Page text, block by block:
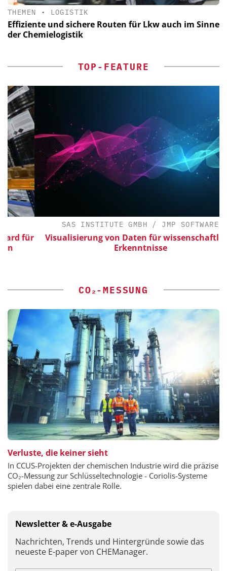
THEMEN • LOGISTIK
Effiziente und sichere Routen für Lkw auch im Sinne
der Chemielogistik
TOP-FEATURE
SAS INSTITUTE GMBH / JMP SOFTWARE
Visualisierung von Daten für wissenschaftliche
Erkenntnisse
CO₂-MESSUNG
Verluste, die keiner sieht
In CCUS-Projekten der chemischen Industrie wird die präzise
CO₂-Messung zur Schlüsseltechnologie - Coriolis-Systeme
spielen dabei eine zentrale Rolle.
Newsletter & e-Ausgabe
Nachrichten, Trends und Hintergründe sowie das
neueste E-paper von CHEManager.